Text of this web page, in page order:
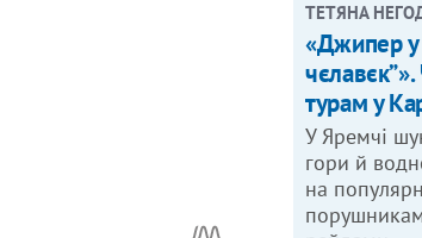
ТЕТЯНА
«Джипер у
турам у
У Яремчі
гори й
на